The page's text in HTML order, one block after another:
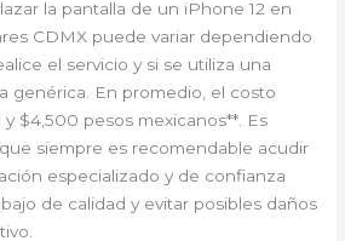
la pantalla de un iPhone 12 en
CDMX puede variar dependiendo
el servicio y si se utiliza una
genérica. En promedio, el costo
$4,500 pesos mexicanos**. Es
siempre es recomendable acudir
especializado y de confianza
de calidad y evitar posibles daños